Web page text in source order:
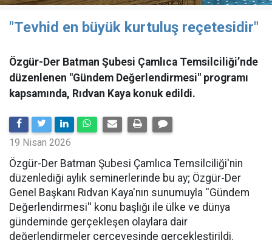
"Tevhid en büyük kurtuluş reçetesidir"
Özgür-Der Batman Şubesi Çamlıca Temsilciliği’nde
düzenlenen "Gündem Değerlendirmesi" programı
kapsamında, Rıdvan Kaya konuk edildi.
19 Nisan 2026
​Özgür-Der Batman Şubesi Çamlıca Temsilciliği'nin
düzenlediği aylık seminerlerinde bu ay; Özgür-Der
Genel Başkanı Rıdvan Kaya'nın sunumuyla ''Gündem
Değerlendirmesi'' konu başlığı ile ülke ve dünya
gündeminde gerçekleşen olaylara dair
değerlendirmeler çerçevesinde gerçekleştirildi.